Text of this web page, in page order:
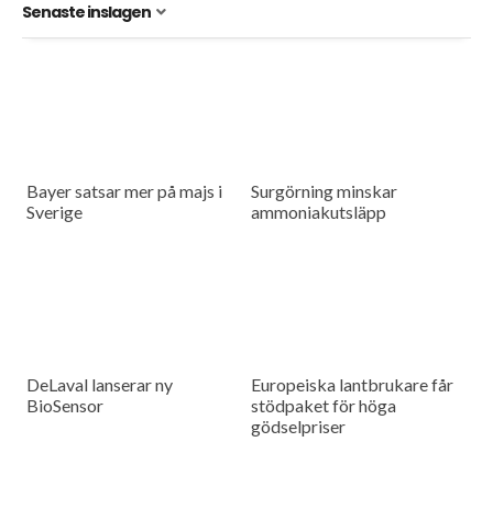
Senaste inslagen
Bayer satsar mer på majs i
Sverige
Surgörning minskar
ammoniakutsläpp
DeLaval lanserar ny
BioSensor
Europeiska lantbrukare får
stödpaket för höga
gödselpriser